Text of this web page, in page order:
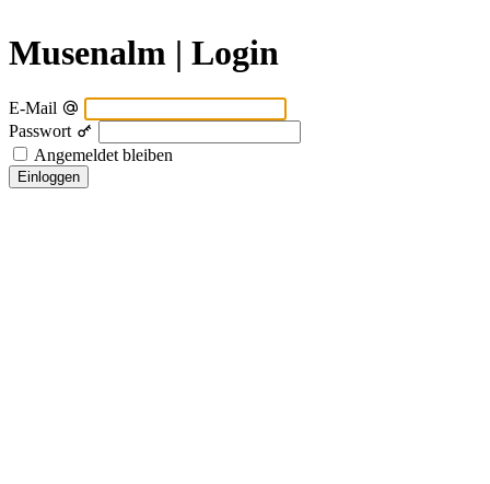
Musenalm | Login
E-Mail
Passwort
Angemeldet bleiben
Einloggen